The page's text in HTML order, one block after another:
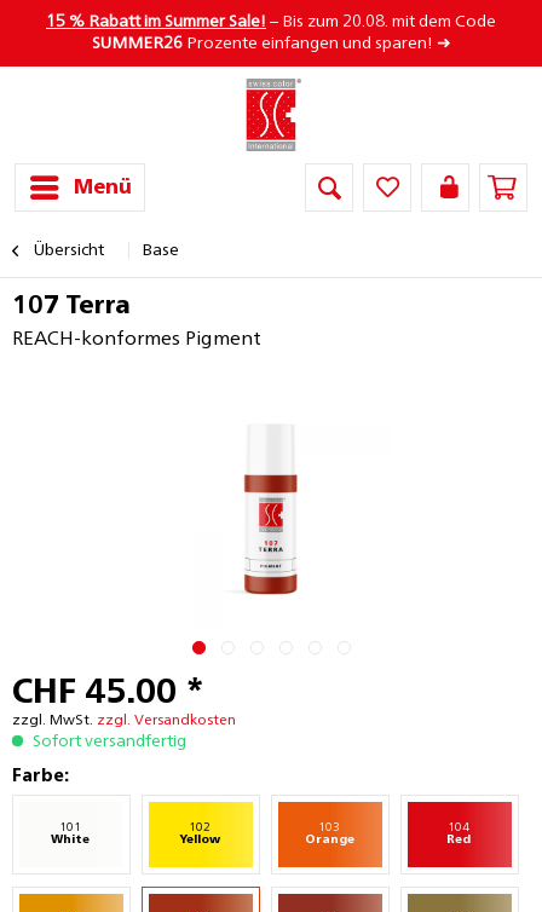
15 % Rabatt im Summer Sale! – Bis zum 20.08. mit dem Code
SUMMER26Prozente einfangen und sparen! ➜
Menü
Übersicht Base
107 Terra
REACH-konformes Pigment
CHF 45.00 *
zzgl. MwSt. zzgl. Versandkosten
Sofort versandfertig
Farbe:
101
White
102
Yellow
103
Orange
104
Red